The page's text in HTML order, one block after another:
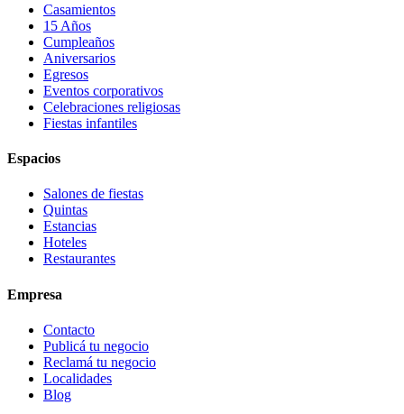
Casamientos
15 Años
Cumpleaños
Aniversarios
Egresos
Eventos corporativos
Celebraciones religiosas
Fiestas infantiles
Espacios
Salones de fiestas
Quintas
Estancias
Hoteles
Restaurantes
Empresa
Contacto
Publicá tu negocio
Reclamá tu negocio
Localidades
Blog